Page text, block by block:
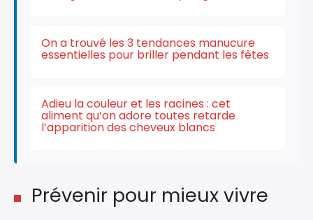
On a trouvé les 3 tendances manucure
essentielles pour briller pendant les fêtes
Adieu la couleur et les racines : cet
aliment qu’on adore toutes retarde
l’apparition des cheveux blancs
Prévenir pour mieux vivre